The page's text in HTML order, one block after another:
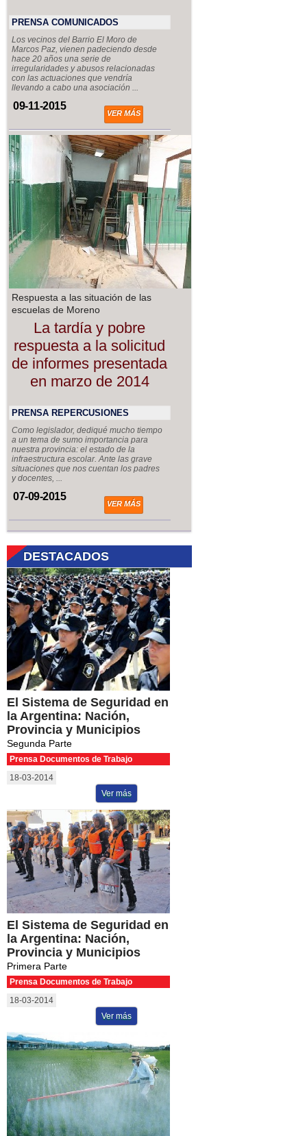
PRENSA COMUNICADOS
Los vecinos del Barrio El Moro de
Marcos Paz, vienen padeciendo desde
hace 20 años una serie de
irregularidades y abusos relacionadas
con las actuaciones que vendría
llevando a cabo una asociación ...
09-11-2015
VER MÁS
Respuesta a las situación de las
escuelas de Moreno
La tardía y pobre
respuesta a la solicitud
de informes presentada
en marzo de 2014
PRENSA REPERCUSIONES
Como legislador, dediqué mucho tiempo
a un tema de sumo importancia para
nuestra provincia: el estado de la
infraestructura escolar. Ante las grave
situaciones que nos cuentan los padres
y docentes, ...
07-09-2015
VER MÁS
DESTACADOS
El Sistema de Seguridad en
la Argentina: Nación,
Provincia y Municipios
Segunda Parte
Prensa Documentos de Trabajo
18-03-2014
Ver más
El Sistema de Seguridad en
la Argentina: Nación,
Provincia y Municipios
Primera Parte
Prensa Documentos de Trabajo
18-03-2014
Ver más